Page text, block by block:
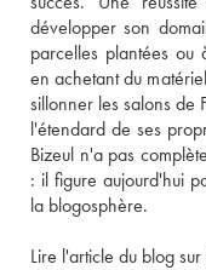
développer son
parcelles plantées ou
en achetant du
sillonner les salons de
l'étendard de ses
Bizeul n'a pas
: il figure aujourd'hui
la blogosphère.
Lire l'article du blog